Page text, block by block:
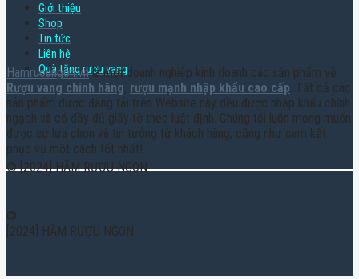
Giới thiệu
Shop
Tin tức
Liên hệ
Quà tặng rượu vang
Hamruoungon.vnlà một doanh nghiệp kinh doanh các sản phẩm về
Rượu vang chính hãng, rượu mạnh nhập khẩu cao cấp. Tất cả các
sản phẩm được đăng tải trên Website này đều được nhập khẩu chính
ngạch và có đầy đủ giấy tờ theo luật định. Chúng tôi luôn mong muốn
được sự lựa chọn và tin tưởng từ khách hàng, cũng như cam kết
phục vụ một cách tốt nhất!
© [2024] HẦM RƯỢU NGON
©
[2024] HẦM RƯỢU NGON